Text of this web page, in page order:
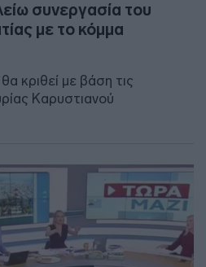
συνεργασία του
με το κόμμα
κριθεί με βάση τις
Καρυστιανού